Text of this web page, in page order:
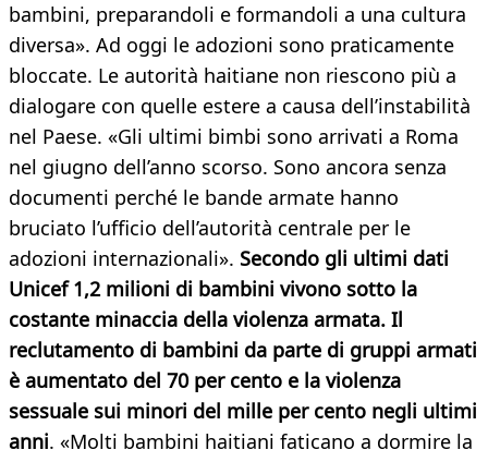
bambini, preparandoli e formandoli a una cultura
diversa». Ad oggi le adozioni sono praticamente
bloccate. Le autorità haitiane non riescono più a
dialogare con quelle estere a causa dell’instabilità
nel Paese. «Gli ultimi bimbi sono arrivati a Roma
nel giugno dell’anno scorso. Sono ancora senza
documenti perché le bande armate hanno
bruciato l’ufficio dell’autorità centrale per le
adozioni internazionali». Secondo gli ultimi dati
Unicef 1,2 milioni di bambini vivono sotto la
costante minaccia della violenza armata. Il
reclutamento di bambini da parte di gruppi armati
è aumentato del 70 per cento e la violenza
sessuale sui minori del mille per cento negli ultimi
anni. «Molti bambini haitiani faticano a dormire la